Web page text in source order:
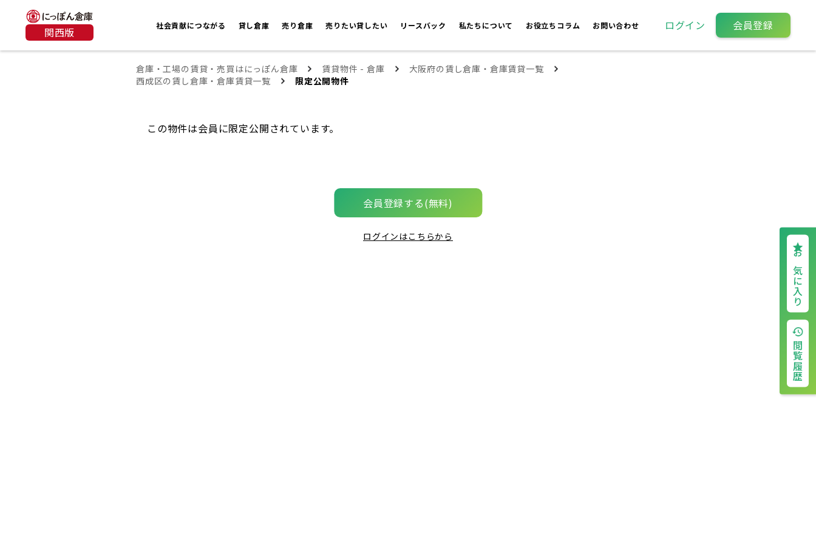
関西版 社会貢献につながる 貸し倉庫 売り倉庫 売りたい貸したい リースバック 私たちについて お役立ちコラム お問い合わせ ログイン 会員登録
倉庫・工場の賃貸・売買はにっぽん倉庫 賃貸物件 - 倉庫
大阪府の賃し倉庫・倉庫賃貸一覧
西成区の賃し倉庫・倉庫賃貸一覧
限定公開物件
お気に入り
閲覧履歴
この物件は会員に限定公開されています。
会員登録する(無料)
ログインはこちらから